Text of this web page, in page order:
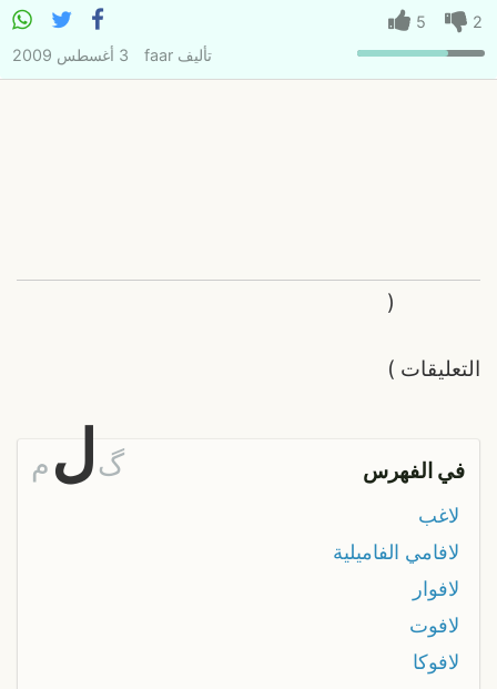
2
5
تأليفfaar 3 أغسطس 2009
التعليقات
(
)
في الفهرس گل م
لاغب
لافامي الفاميلية
لافوار
لافوت
لافوكا